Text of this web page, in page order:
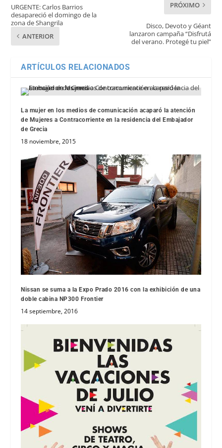
URGENTE: Carlos Barrios
desapareció el domingo de la
zona de Shangrila
ANTERIOR
PRÓXIMO
Disco, Devoto y Géant
lanzaron campaña “Disfrutá
del verano. Protegé tu piel”
ARTÍCULOS RELACIONADOS
La mujer en los medios de comunicación acaparó la atención
de Mujeres a Contracorriente en la residencia del Embajador
de Grecia
18 noviembre, 2015
Nissan se suma a la Expo Prado 2016 con la exhibición de una
doble cabina NP300 Frontier
14 septiembre, 2016